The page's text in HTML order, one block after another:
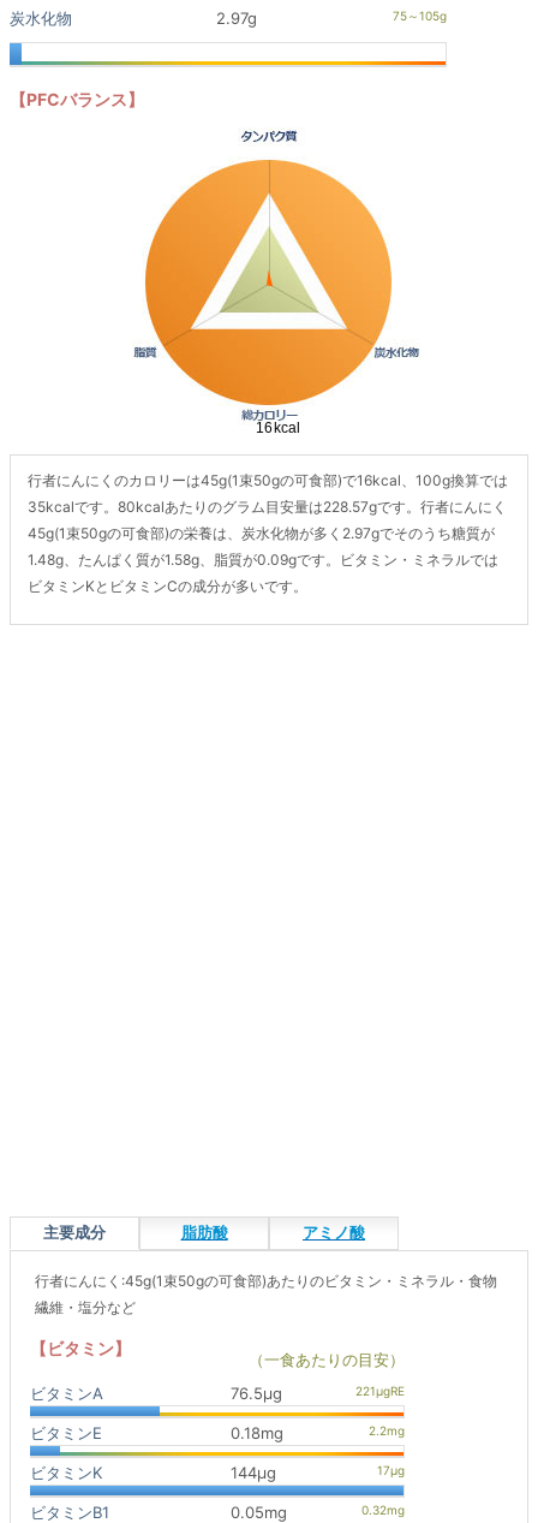
炭水化物 2.97g
【PFCバランス】
行者にんにくのカロリーは45g(1束50gの可食部)で16kcal、100g換算では
35kcalです。80kcalあたりのグラム目安量は228.57gです。行者にんにく
45g(1束50gの可食部)の栄養は、炭水化物が多く2.97gでそのうち糖質が
1.48g、たんぱく質が1.58g、脂質が0.09gです。ビタミン・ミネラルでは
ビタミンKとビタミンCの成分が多いです。
主要成分 脂肪酸 アミノ酸
行者にんにく:45g(1束50gの可食部)あたりのビタミン・ミネラル・食物
繊維・塩分など
【ビタミン】
（一食あたりの目安）
ビタミンA
76.5μg
ビタミンE 0.18mg
ビタミンK 144μg
ビタミンB1 0.05mg